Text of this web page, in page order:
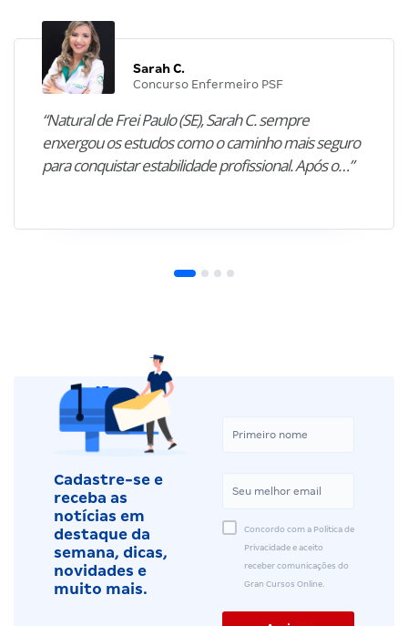
Sarah C.
Concurso Enfermeiro PSF
“Natural de Frei Paulo (SE), Sarah C. sempre
enxergou os estudos como o caminho mais seguro
para conquistar estabilidade profissional. Após o…”
Cadastre-se e
receba as
notícias em
destaque da
semana, dicas,
novidades e
muito mais.
Concordo com a Política de
Privacidade e aceito
receber comunicações do
Gran Cursos Online.